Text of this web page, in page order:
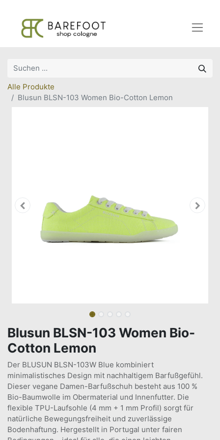
Alle Produkte
Blusun BLSN-103 Women Bio-Cotton Lemon
Blusun BLSN-103 Women Bio-
Cotton Lemon
Der BLUSUN BLSN-103W Blue kombiniert
minimalistisches Design mit nachhaltigem Barfußgefühl.
Dieser vegane Damen-Barfußschuh besteht aus 100 %
Bio-Baumwolle im Obermaterial und Innenfutter. Die
flexible TPU-Laufsohle (4 mm + 1 mm Profil) sorgt für
natürliche Bewegungsfreiheit und zuverlässige
Bodenhaftung. Hergestellt in Portugal unter fairen